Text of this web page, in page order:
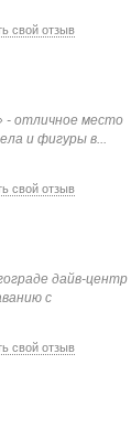
свой отзыв
- отличное место
и фигуры в...
свой отзыв
дайв-центр
с
свой отзыв